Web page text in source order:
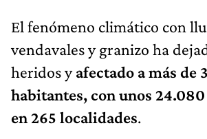
El fenómeno climático con
vendavales y granizo ha
heridos yafectado a más de
habitantes, con unos 24.080
en 265 localidades.